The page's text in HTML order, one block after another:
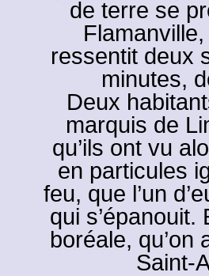
de terre se
ressentit deux
minutes,
Deux
marquis de
qu’ils ont vu
en particules
feu, que l’un
qui s’épanouit.
boréale, qu’on
Saint-